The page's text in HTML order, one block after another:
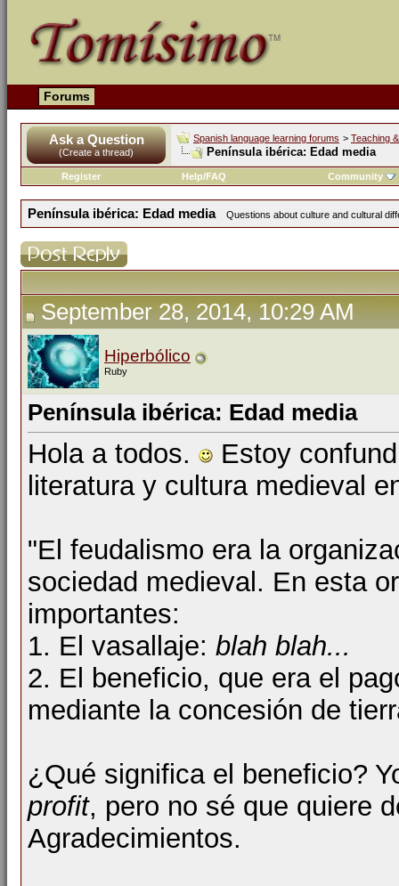
Forums
Ask a Question
(Create a thread)
Spanish language learning forums > Teaching
Península ibérica: Edad media
Register Help/FAQ Community
Península ibérica: Edad media Questions about culture and cultural
September 28, 2014, 10:29 AM
Hiperbólico
Ruby
Península ibérica: Edad media
Hola a todos.
Estoy
literatura y cultura medieval
"El feudalismo era la
sociedad medieval. En esta
importantes:
1. El vasallaje: blah blah...
2. El beneficio, que era el
mediante la concesión de
¿Qué significa el beneficio?
profit, pero no sé que quiere
Agradecimientos.